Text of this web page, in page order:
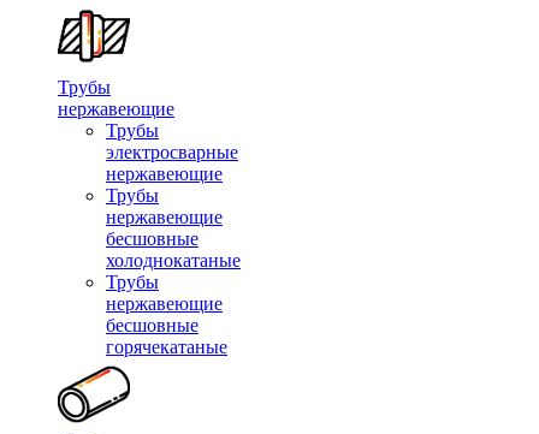
Трубы
нержавеющие
Трубы
электросварные
нержавеющие
Трубы
нержавеющие
бесшовные
холоднокатаные
Трубы
нержавеющие
бесшовные
горячекатаные